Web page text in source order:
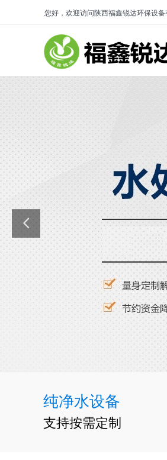
您好，欢迎访问陕西福鑫锐达环保设备
纯净水设备
支持按需定制